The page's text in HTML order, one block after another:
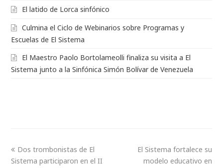
El latido de Lorca sinfónico
Culmina el Ciclo de Webinarios sobre Programas y
Escuelas de El Sistema
El Maestro Paolo Bortolameolli finaliza su visita a El
Sistema junto a la Sinfónica Simón Bolívar de Venezuela
Dos trombonistas de El
Sistema participaron en el II
El Sistema fortalece su
modelo educativo en